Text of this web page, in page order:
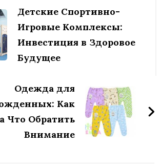
Детские Спортивно-
Игровые Комплексы:
Инвестиция в Здоровое
Будущее
Одежда для
Как
Что Обратить
Внимание